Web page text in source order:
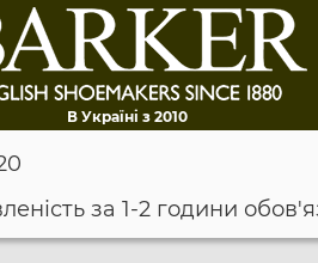
В Україні з 2010
за 1-2 години